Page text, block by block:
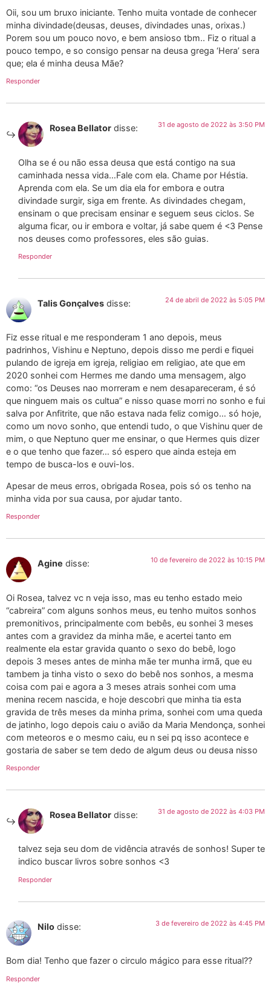
Oii, sou um bruxo iniciante. Tenho muita vontade de conhecer
minha divindade(deusas, deuses, divindades unas, orixas.)
Porem sou um pouco novo, e bem ansioso tbm.. Fiz o ritual a
pouco tempo, e so consigo pensar na deusa grega ‘Hera’ sera
que; ela é minha deusa Mãe?
Responder
Rosea Bellator disse: 31 de agosto de 2022 às 3:50 PM
Olha se é ou não essa deusa que está contigo na sua
caminhada nessa vida…Fale com ela. Chame por Héstia.
Aprenda com ela. Se um dia ela for embora e outra
divindade surgir, siga em frente. As divindades chegam,
ensinam o que precisam ensinar e seguem seus ciclos. Se
alguma ficar, ou ir embora e voltar, já sabe quem é <3 Pense
nos deuses como professores, eles são guias.
Responder
Talis Gonçalves disse: 24 de abril de 2022 às 5:05 PM
Fiz esse ritual e me responderam 1 ano depois, meus
padrinhos, Vishinu e Neptuno, depois disso me perdi e fiquei
pulando de igreja em igreja, religiao em religiao, ate que em
2020 sonhei com Hermes me dando uma mensagem, algo
como: “os Deuses nao morreram e nem desapareceram, é só
que ninguem mais os cultua” e nisso quase morri no sonho e fui
salva por Anfitrite, que não estava nada feliz comigo… só hoje,
como um novo sonho, que entendi tudo, o que Vishinu quer de
mim, o que Neptuno quer me ensinar, o que Hermes quis dizer
e o que tenho que fazer… só espero que ainda esteja em
tempo de busca-los e ouvi-los.
Apesar de meus erros, obrigada Rosea, pois só os tenho na
minha vida por sua causa, por ajudar tanto.
Responder
Agine disse: 10 de fevereiro de 2022 às 10:15 PM
Oi Rosea, talvez vc n veja isso, mas eu tenho estado meio
“cabreira” com alguns sonhos meus, eu tenho muitos sonhos
premonitivos, principalmente com bebês, eu sonhei 3 meses
antes com a gravidez da minha mãe, e acertei tanto em
realmente ela estar gravida quanto o sexo do bebê, logo
depois 3 meses antes de minha mãe ter munha irmã, que eu
tambem ja tinha visto o sexo do bebê nos sonhos, a mesma
coisa com pai e agora a 3 meses atrais sonhei com uma
menina recem nascida, e hoje descobri que minha tia esta
gravida de três meses da minha prima, sonhei com uma queda
de jatinho, logo depois caiu o avião da Maria Mendonça, sonhei
com meteoros e o mesmo caiu, eu n sei pq isso acontece e
gostaria de saber se tem dedo de algum deus ou deusa nisso
Responder
Rosea Bellator disse: 31 de agosto de 2022 às 4:03 PM
talvez seja seu dom de vidência através de sonhos! Super te
indico buscar livros sobre sonhos <3
Responder
Nilo disse: 3 de fevereiro de 2022 às 4:45 PM
Bom dia! Tenho que fazer o circulo mágico para esse ritual??
Responder